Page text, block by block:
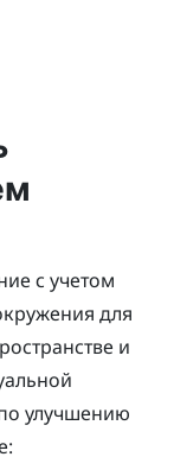
с учетом
для
и
улучшению